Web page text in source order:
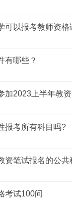
可以报考教师资格
有哪些？
加2023上半年教
报考所有科目吗?
资笔试报名的公
考试100问